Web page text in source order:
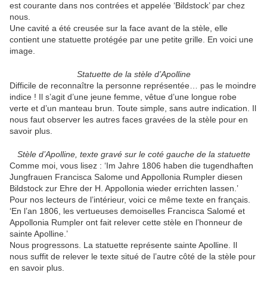
est courante dans nos contrées et appelée ‘Bildstock’ par chez
nous.
Une cavité a été creusée sur la face avant de la stèle, elle
contient une statuette protégée par une petite grille. En voici une
image.
Statuette de la stèle d’Apolline
Difficile de reconnaître la personne représentée… pas le moindre
indice ! Il s’agit d’une jeune femme, vêtue d’une longue robe
verte et d’un manteau brun. Toute simple, sans autre indication. Il
nous faut observer les autres faces gravées de la stèle pour en
savoir plus.
Stèle d’Apolline, texte gravé sur le coté gauche de la statuette
Comme moi, vous lisez : ‘Im Jahre 1806 haben die tugendhaften
Jungfrauen Francisca Salome und Appollonia Rumpler diesen
Bildstock zur Ehre der H. Appollonia wieder errichten lassen.’
Pour nos lecteurs de l’intérieur, voici ce même texte en français.
‘En l’an 1806, les vertueuses demoiselles Francisca Salomé et
Appollonia Rumpler ont fait relever cette stèle en l’honneur de
sainte Apolline.’
Nous progressons. La statuette représente sainte Apolline. Il
nous suffit de relever le texte situé de l’autre côté de la stèle pour
en savoir plus.